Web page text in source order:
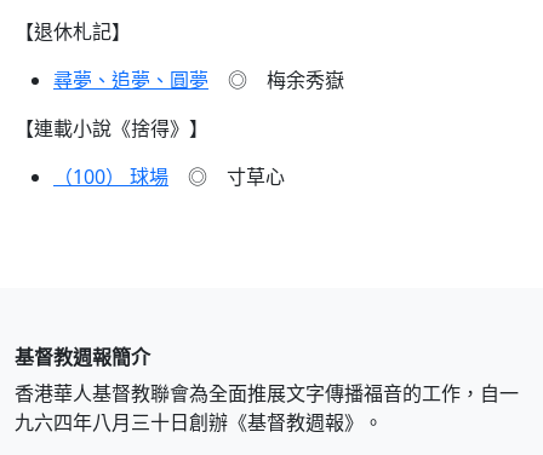
【退休札記】
尋夢、追夢、圓夢 ◎ 梅余秀嶽
【連載小說《捨得》】
（100） 球場 ◎ 寸草心
基督教週報簡介
香港華人基督教聯會為全面推展文字傳播福音的工作，自一
九六四年八月三十日創辦《基督教週報》。